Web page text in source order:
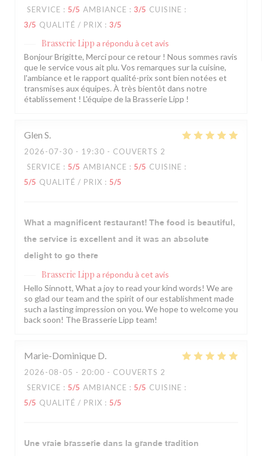
SERVICE : 5/5 AMBIANCE : 3/5 CUISINE :
3/5 QUALITÉ / PRIX : 3/5
Brasserie Lipp a répondu à cet avis
Bonjour Brigitte, Merci pour ce retour ! Nous sommes ravis
que le service vous ait plu. Vos remarques sur la cuisine,
l'ambiance et le rapport qualité-prix sont bien notées et
transmises aux équipes. À très bientôt dans notre
établissement ! L'équipe de la Brasserie Lipp !
Glen S
2026-07-30 - 19:30 - COUVERTS 2
SERVICE : 5/5 AMBIANCE : 5/5 CUISINE :
5/5 QUALITÉ / PRIX : 5/5
What a magnificent restaurant! The food is beautiful,
the service is excellent and it was an absolute
delight to go there
Brasserie Lipp a répondu à cet avis
Hello Sinnott, What a joy to read your kind words! We are
so glad our team and the spirit of our establishment made
such a lasting impression on you. We hope to welcome you
back soon! The Brasserie Lipp team!
Marie-Dominique D
2026-08-05 - 20:00 - COUVERTS 2
SERVICE : 5/5 AMBIANCE : 5/5 CUISINE :
5/5 QUALITÉ / PRIX : 5/5
Une vraie brasserie dans la grande tradition